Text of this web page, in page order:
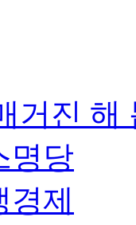
거진 해
명당
경제